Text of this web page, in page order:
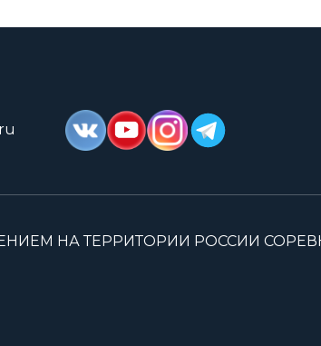
НА ТЕРРИТОРИИ РОССИИ